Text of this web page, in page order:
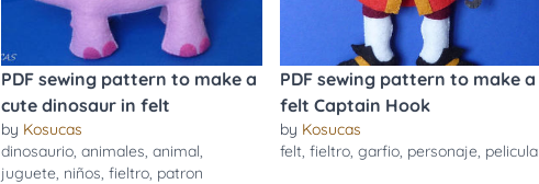
PDF sewing pattern to make a
cute dinosaur in felt
by Kosucas
dinosaurio,animales,animal,
juguete, niños,fieltro, patron
PDF sewing pattern to make a
felt Captain Hook
by Kosucas
felt,fieltro,garfio, personaje, pelicula